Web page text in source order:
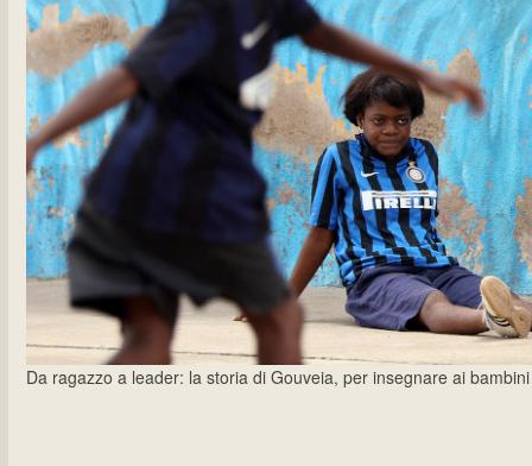
Da ragazzo a leader: la storia di Gouveia, per insegnare ai